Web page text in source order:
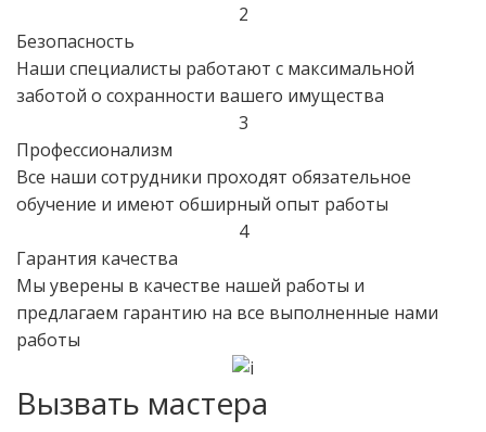
2
Безопасность
Наши специалисты работают с максимальной
заботой о сохранности вашего имущества
3
Профессионализм
Все наши сотрудники проходят обязательное
обучение и имеют обширный опыт работы
4
Гарантия качества
Мы уверены в качестве нашей работы и
предлагаем гарантию на все выполненные нами
работы
Вызвать мастера